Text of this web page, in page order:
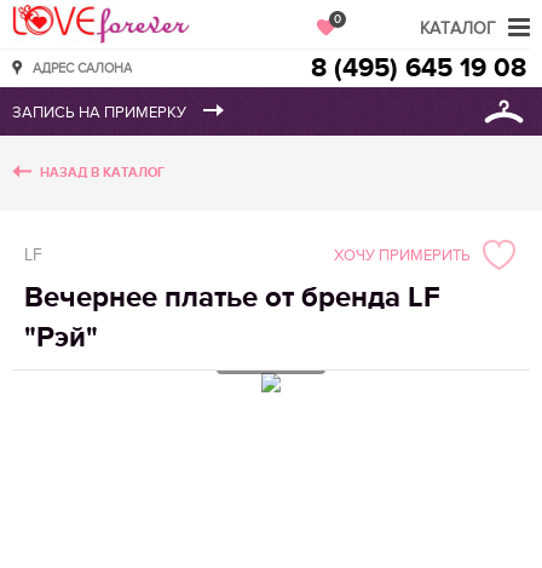
Love Forever
АДРЕС САЛОНА
0
8 (495) 645 19 08
НАЗАД В КАТАЛОГ
LF
Вечернее платье от бренда LF
"Рэй"
ХОЧУ ПРИМЕРИТЬ
КАТАЛОГ